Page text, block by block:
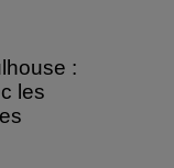
:
les